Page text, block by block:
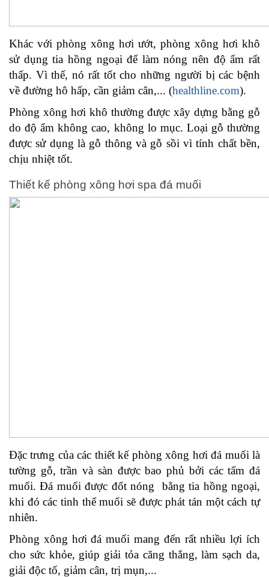
Khác với phòng xông hơi ướt, phòng xông hơi khô
sử dụng tia hồng ngoại để làm nóng nên độ ẩm rất
thấp. Vì thế, nó rất tốt cho những người bị các bệnh
về đường hô hấp, cần giảm cân,... (healthline.com).
Phòng xông hơi khô thường được xây dựng bằng gỗ
do độ ẩm không cao, không lo mục. Loại gỗ thường
được sử dụng là gỗ thông và gỗ sồi vì tính chất bền,
chịu nhiệt tốt.
Thiết kế phòng xông hơi spa đá muối
Đặc trưng của các thiết kế phòng xông hơi đá muối là
tường gỗ, trần và sàn được bao phủ bởi các tấm đá
muối. Đá muối được đốt nóng bằng tia hồng ngoại,
khi đó các tinh thể muối sẽ được phát tán một cách tự
nhiên.
Phòng xông hơi đá muối mang đến rất nhiều lợi ích
cho sức khỏe, giúp giải tỏa căng thẳng, làm sạch da,
giải độc tố, giảm cân, trị mụn,...